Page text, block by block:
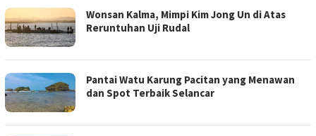
Wonsan Kalma, Mimpi Kim Jong Un di Atas
Reruntuhan Uji Rudal
Pantai Watu Karung Pacitan yang Menawan
dan Spot Terbaik Selancar